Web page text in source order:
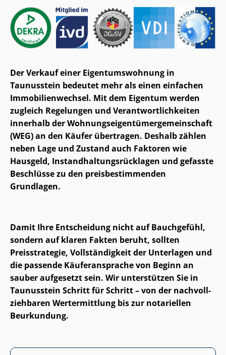
Der Verkauf einer Ei­gen­tums­woh­nung in
Taunusstein bedeutet mehr als einen einfachen
Im­mo­bi­li­en­wech­sel. Mit dem Eigentum werden
zugleich Regelungen und Ver­ant­wort­lich­kei­ten
innerhalb der Woh­nungs­ei­gen­tü­mer­ge­mein­schaft
(WEG) an den Käufer übertragen. Deshalb zählen
neben Lage und Zustand auch Faktoren wie
Hausgeld, In­stand­hal­tungs­rück­la­gen und gefasste
Beschlüsse zu den preis­be­stim­men­den
Grundlagen.
Damit Ihre Entscheidung nicht auf Bauchgefühl,
sondern auf klaren Fakten beruht, sollten
Preisstrategie, Vollständigkeit der Unterlagen und
die passende Käuferansprache von Beginn an
sauber aufgesetzt sein. Wir unterstützen Sie in
Taunusstein Schritt für Schritt – von der nach­voll­
zieh­ba­ren Wertermittlung bis zur notariellen
Beurkundung.